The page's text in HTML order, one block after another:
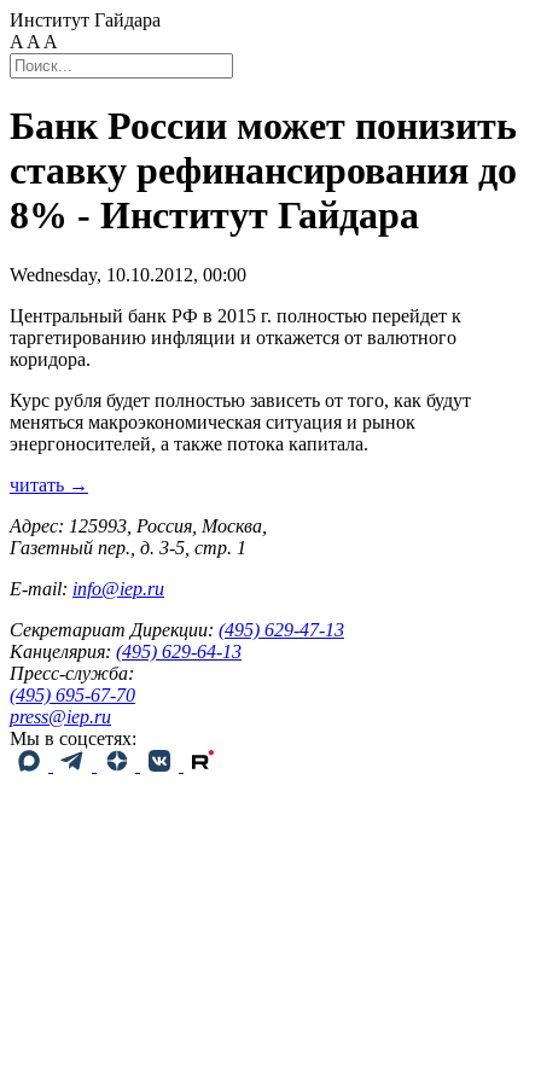
Институт Гайдара
A A A
Банк России может понизить
ставку рефинансирования до
8% - Институт Гайдара
Wednesday, 10.10.2012, 00:00
Центральный банк РФ в 2015 г. полностью перейдет к
таргетированию инфляции и откажется от валютного
коридора.
Курс рубля будет полностью зависеть от того, как будут
меняться макроэкономическая ситуация и рынок
энергоносителей, а также потока капитала.
читать →
Адрес: 125993, Россия, Москва,
Газетный пер., д. 3-5, стр. 1
E-mail: info@iep.ru
Секретариат Дирекции: (495) 629-47-13
Канцелярия: (495) 629-64-13
Пресс-служба:
(495) 695-67-70
press@iep.ru
Мы в соцсетях: